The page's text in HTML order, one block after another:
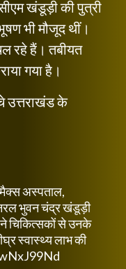
खंडूड़ी की पुत्री
भी मौजूद थीं।
रहे हैं। तबीयत
गया है।
उत्तराखंड के
अस्पताल,
भुवन चंद्र खंडूड़ी
ने चिकित्सकों से उनके
स्वास्थ्य लाभ की